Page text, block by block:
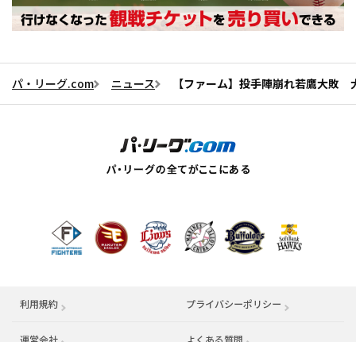
パ・リーグ.com ニュース 【ファーム】投手陣崩れ若鷹大敗
利用規約 プライバシーポリシー
運営会社 （別ウィンドウで開く） よくある質問